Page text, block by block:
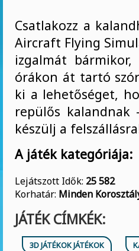
Csatlakozz a
Aircraft Flying
izgalmát
órákon át tartó
ki a lehetőséget,
repülős kalandnak
készülj a
A játék kategóriája:
Lejátszott Idők: 25 582
Korhatár: Minden
JÁTÉK CÍMKÉK:
3D JÁTÉKOK JÁTÉKOK